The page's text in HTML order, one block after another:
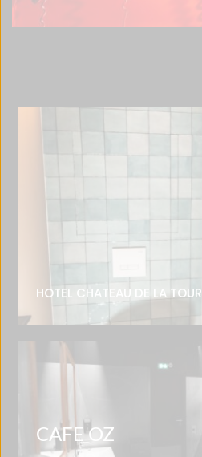
HOTEL CHATEAU DE LA TOUR
CAFE OZ